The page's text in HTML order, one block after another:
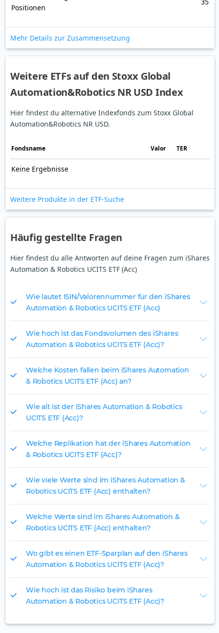
Positionen
Mehr Details zur Zusammensetzung
Weitere ETFs auf den Stoxx Global
Automation&Robotics NR USD Index
Hier findest du alternative Indexfonds zum Stoxx Global
Automation&Robotics NR USD.
Fonds­name Valor TER
Keine Ergebnisse
Weitere Produkte in der ETF-Suche
Häufig gestellte Fragen
Hier findest du alle Antworten auf deine Fragen zum iShares
Automation & Robotics UCITS ETF (Acc)
Wie lautet ISIN/Valorennummer für den iShares
Automation & Robotics UCITS ETF (Acc)
Wie hoch ist das Fondsvolumen des iShares
Automation & Robotics UCITS ETF (Acc)?
Welche Kosten fallen beim iShares Automation
& Robotics UCITS ETF (Acc) an?
Wie alt ist der iShares Automation & Robotics
UCITS ETF (Acc)?
Welche Replikation hat der iShares Automation
& Robotics UCITS ETF (Acc)?
Wie viele Werte sind im iShares Automation &
Robotics UCITS ETF (Acc) enthalten?
Welche Werte sind im iShares Automation &
Robotics UCITS ETF (Acc) enthalten?
Wo gibt es einen ETF-Sparplan auf den iShares
Automation & Robotics UCITS ETF (Acc)?
Wie hoch ist das Risiko beim iShares
Automation & Robotics UCITS ETF (Acc)?